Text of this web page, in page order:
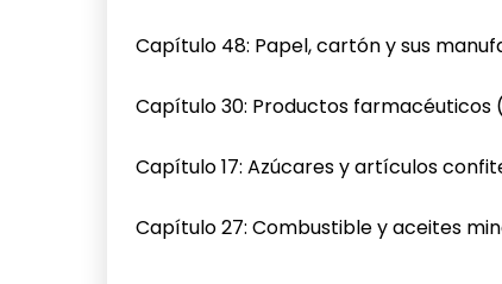
Capítulo 48: Papel, cartón y sus
Capítulo 30: Productos farmacéuticos
Capítulo 17: Azúcares y artículos
Capítulo 27: Combustible y aceites